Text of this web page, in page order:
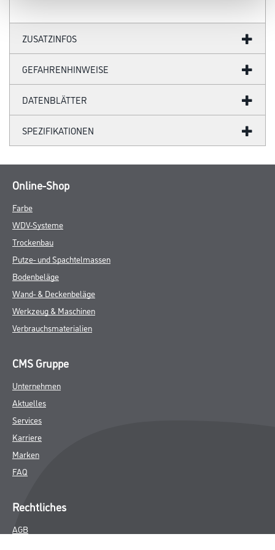
ZUSATZINFOS
GEFAHRENHINWEISE
DATENBLÄTTER
SPEZIFIKATIONEN
Online-Shop
Farbe
WDV-Systeme
Trockenbau
Putze- und Spachtelmassen
Bodenbeläge
Wand- & Deckenbeläge
Werkzeug & Maschinen
Verbrauchsmaterialien
CMS Gruppe
Unternehmen
Aktuelles
Services
Karriere
Marken
FAQ
Rechtliches
AGB